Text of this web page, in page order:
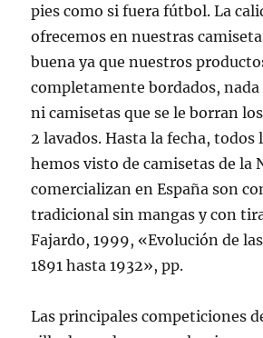
pies como si fuera fútbol. La
ofrecemos en nuestras
buena ya que nuestros
completamente bordados,
ni camisetas que se le borran
2 lavados. Hasta la fecha, todos
hemos visto de camisetas de la
comercializan en España son
tradicional sin mangas y con
Fajardo, 1999, «Evolución de
1891 hasta 1932», pp.
Las principales competiciones